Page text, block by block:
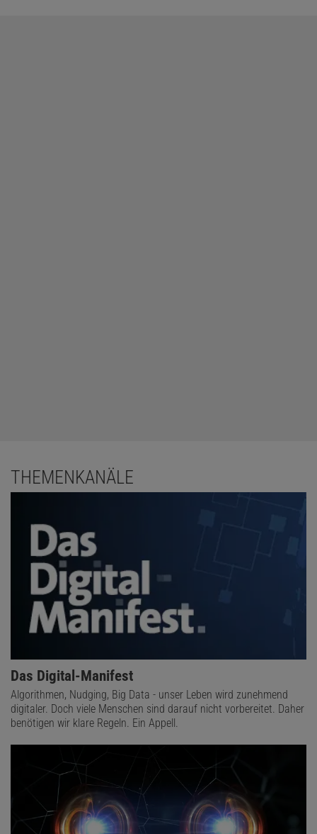
THEMENKANÄLE
Das Digital-Manifest
Algorithmen, Nudging, Big Data - unser Leben wird zunehmend
digitaler. Doch viele Menschen sind darauf nicht vorbereitet. Daher
benötigen wir klare Regeln. Ein Appell.